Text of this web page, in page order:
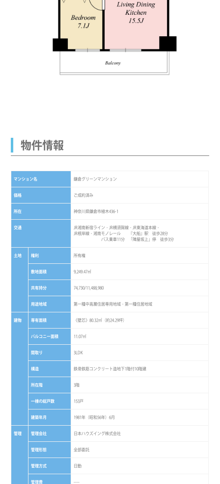
物件情報
マンション名 鎌倉グリーンマンション
価格 ご成約済み
所在 神奈川県鎌倉市植木436-1
交通
JR湘南新宿ライン・JR横須賀線・JR東海道本線・
JR根岸線・湘南モノレール 『大船』駅 徒歩28分
バス乗車11分 「陣屋坂上」停 徒歩3分
土地 権利 所有権
敷地面積 9,249.47㎡
共有持分 74,730/11,488,980
用途地域 第一種中高層住居専用地域・第一種住居地域
建物 専有面積 《壁芯》80.32㎡（約24.29坪）
バルコニー面積 11.07㎡
間取り 3LDK
構造 鉄骨鉄筋コンクリート造地下1階付10階建
所在階 3階
一棟の総戸数 153戸
建築年月 1981年（昭和56年）6月
管理 管理会社 日本ハウズイング株式会社
管理形態 全部委託
管理方式 日勤
管理費 ----